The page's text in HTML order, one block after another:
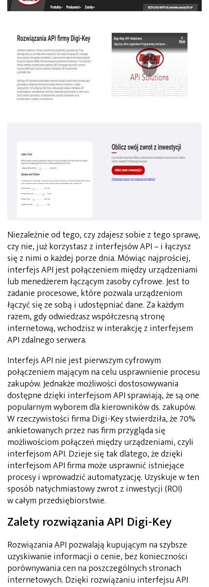
Niezależnie od tego, czy zdajesz sobie z tego sprawę,
czy nie, już korzystasz z interfejsów API – i łączysz
się z nimi o każdej porze dnia. Mówiąc najprościej,
interfejs API jest połączeniem między urządzeniami
lub menedżerem łączącym zasoby cyfrowe. Jest to
zadanie procesowe, które pozwala urządzeniom
łączyć się ze sobą i udostępniać dane. Za każdym
razem, gdy odwiedzasz współczesną stronę
internetową, wchodzisz w interakcję z interfejsem
API zdalnego serwera.
Interfejs API nie jest pierwszym cyfrowym
połączeniem mającym na celu usprawnienie procesu
zakupów. Jednakże możliwości dostosowywania
dostępne dzięki interfejsom API sprawiają, że są one
popularnym wyborem dla kierowników ds. zakupów.
W rzeczywistości firma Digi-Key stwierdziła, że 70%
ankietowanych przez nas firm przygląda się
możliwościom połączeń między urządzeniami, czyli
interfejsom API. Dzieje się tak dlatego, że dzięki
interfejsom API firma może usprawnić istniejące
procesy i wprowadzić automatyzację. Uzyskuje w ten
sposób natychmiastowy zwrot z inwestycji (ROI)
w całym przedsiębiorstwie.
Zalety rozwiązania API Digi-Key
Rozwiązania API pozwalają kupującym na szybsze
uzyskiwanie informacji o cenie, bez konieczności
porównywania cen na poszczególnych stronach
internetowych. Dzięki rozwiązaniu interfejsu API